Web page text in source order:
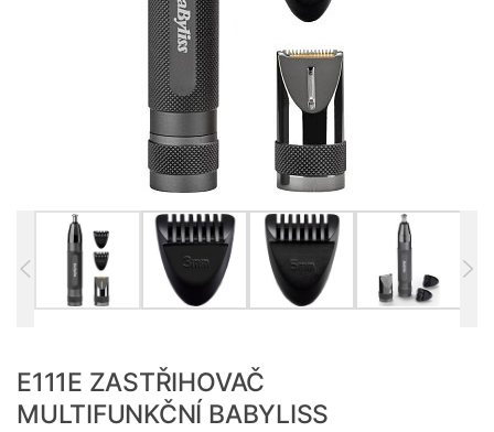
E111E ZASTŘIHOVAČ
MULTIFUNKČNÍ BABYLISS